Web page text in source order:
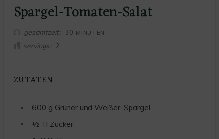
Spargel-Tomaten-Salat
gesamtzeit 30 MINUTEN
MINUTEN
servings 2
ZUTATEN
600 g Grüner und Weißer-Spargel
½ Tl Zucker